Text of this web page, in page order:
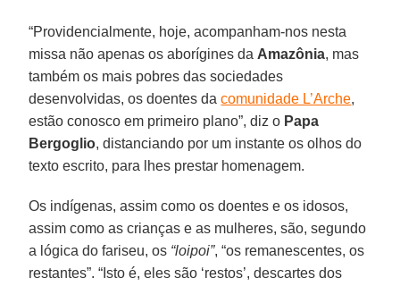
“Providencialmente, hoje, acompanham-nos nesta
missa não apenas os aborígines da Amazônia, mas
também os mais pobres das sociedades
desenvolvidas, os doentes dacomunidade L’Arche,
estão conosco em primeiro plano”, diz o Papa
Bergoglio, distanciando por um instante os olhos do
texto escrito, para lhes prestar homenagem.
Os indígenas, assim como os doentes e os idosos,
assim como as crianças e as mulheres, são, segundo
a lógica do fariseu, os “loipoi”, “os remanescentes, os
restantes”. “Isto é, eles são ‘restos’, descartes dos